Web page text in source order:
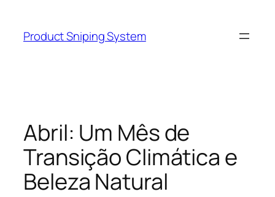
content
Product Sniping System
Abril: Um Mês de
Transição Climática e
Beleza Natural